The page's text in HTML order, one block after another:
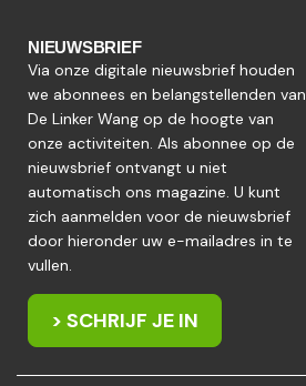
NIEUWSBRIEF
Via onze digitale nieuwsbrief houden
we abonnees en belangstellenden van
De Linker Wang op de hoogte van
onze activiteiten. Als abonnee op de
nieuwsbrief ontvangt u niet
automatisch ons magazine. U kunt
zich aanmelden voor de nieuwsbrief
door hieronder uw e-mailadres in te
vullen.
> SCHRIJF JE IN